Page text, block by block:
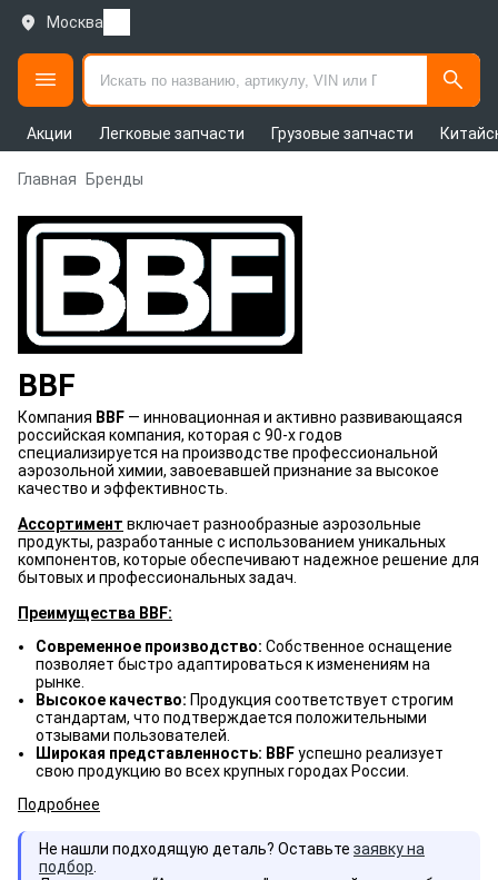
Москва
Акции Легковые запчасти Грузовые запчасти
Главная Бренды
BBF
Компания BBF — инновационная и активно развивающаяся
российская компания, которая с 90-х годов
специализируется на производстве профессиональной
аэрозольной химии, завоевавшей признание за высокое
качество и эффективность.
Ассортимент включает разнообразные аэрозольные
продукты, разработанные с использованием уникальных
компонентов, которые обеспечивают надежное решение для
бытовых и профессиональных задач.
Преимущества BBF:
Современное производство: Собственное оснащение
позволяет быстро адаптироваться к изменениям на
рынке.
Высокое качество: Продукция соответствует строгим
стандартам, что подтверждается положительными
отзывами пользователей.
Широкая представленность: BBFуспешно реализует
свою продукцию во всех крупных городах России.
Подробнее
Не нашли подходящую деталь? Оставьте заявку на
подбор